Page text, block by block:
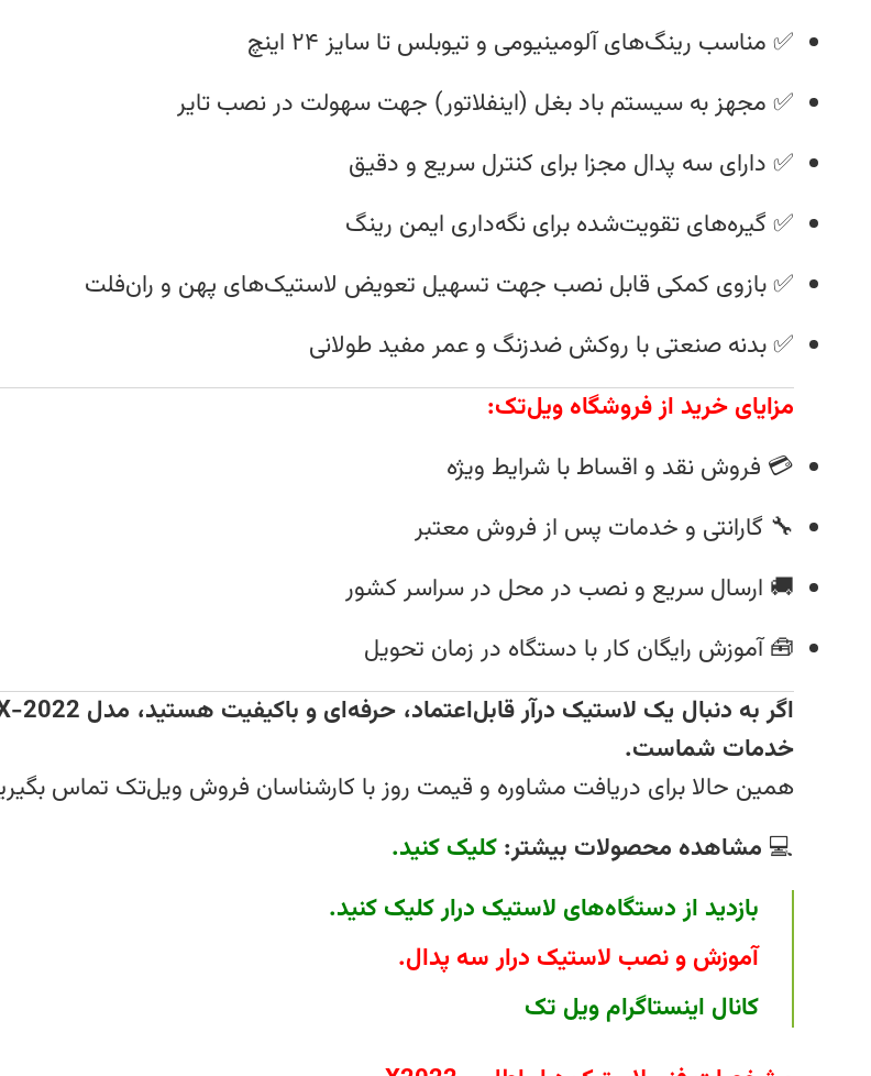
✅ مناسب رینگ‌های آلومینیومی و تیوبلس تا سایز ۲۴ اینچ
✅ مجهز به سیستم باد بغل (اینفلاتور) جهت سهولت در نصب تایر
✅ دارای سه پدال مجزا برای کنترل سریع و دقیق
✅ گیره‌های تقویت‌شده برای نگه‌داری ایمن رینگ
✅ بازوی کمکی قابل نصب جهت تسهیل تعویض لاستیک‌های پهن و ران‌فلت
✅ بدنه صنعتی با روکش ضدزنگ و عمر مفید طولانی
مزایای خرید از فروشگاه ویل‌تک:
💳 فروش نقد و اقساط با شرایط ویژه
🔧 گارانتی و خدمات پس از فروش معتبر
🚚 ارسال سریع و نصب در محل در سراسر کشور
🧰 آموزش رایگان کار با دستگاه در زمان تحویل
خدمات شماست.
همین حالا برای دریافت مشاوره و قیمت روز با کارشناسان فروش ویل‌تک تماس
💻 مشاهده محصولات بیشتر: کلیک کنید.
بازدید از دستگاه‌های لاستیک درار کلیک کنید.
آموزش و نصب لاستیک درار سه پدال.
کانال اینستاگرام ویل تک